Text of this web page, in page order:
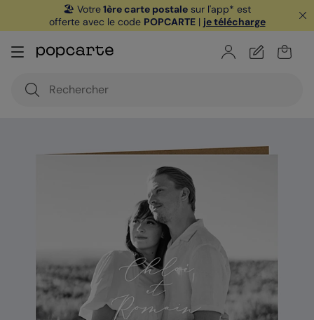
🏖️ Votre1ère carte postale sur l'app* est
offerte avec le code POPCARTE| je télécharge